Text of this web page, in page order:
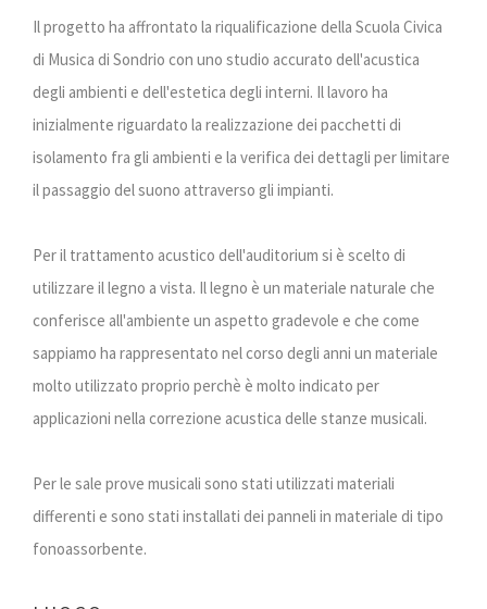
Il progetto ha affrontato la riqualificazione della Scuola Civica
di Musica di Sondrio con uno studio accurato dell'acustica
degli ambienti e dell'estetica degli interni. Il lavoro ha
inizialmente riguardato la realizzazione dei pacchetti di
isolamento fra gli ambienti e la verifica dei dettagli per limitare
il passaggio del suono attraverso gli impianti.
Per il trattamento acustico dell'auditorium si è scelto di
utilizzare il legno a vista. Il legno è un materiale naturale che
conferisce all'ambiente un aspetto gradevole e che come
sappiamo ha rappresentato nel corso degli anni un materiale
molto utilizzato proprio perchè è molto indicato per
applicazioni nella correzione acustica delle stanze musicali.
Per le sale prove musicali sono stati utilizzati materiali
differenti e sono stati installati dei panneli in materiale di tipo
fonoassorbente.